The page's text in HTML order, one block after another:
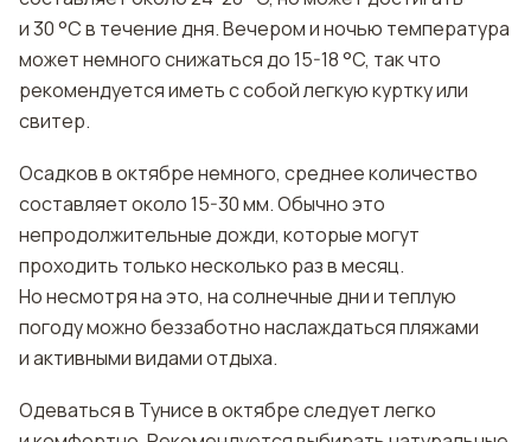
и 30 °C в течение дня. Вечером и ночью температура
может немного снижаться до 15-18 °C, так что
рекомендуется иметь с собой легкую куртку или
свитер.
Осадков в октябре немного, среднее количество
составляет около 15-30 мм. Обычно это
непродолжительные дожди, которые могут
проходить только несколько раз в месяц.
Но несмотря на это, на солнечные дни и теплую
погоду можно беззаботно наслаждаться пляжами
и активными видами отдыха.
Одеваться в Тунисе в октябре следует легко